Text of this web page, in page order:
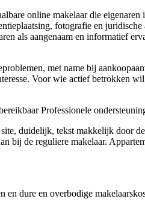
online makelaar die
fotografie en
als aangenaam en informatief
met name bij
Voor wie actief betrokken
Professionele
duidelijk, tekst makkelijk door
bij de reguliere makelaar.
dure en overbodige